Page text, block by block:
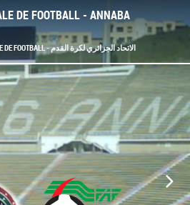
DE FOOTBALL - ANNABA
FÉDÉRATION ALGÉRIENNE DE FOOTBALL - الاتحاد الجزائري لكرة القدم